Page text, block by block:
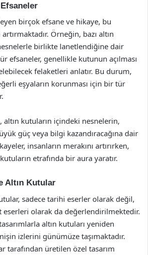
birçok efsane ve hikaye, bu
Örneğin, bazı altın
birlikte lanetlendiğine dair
efsaneler, genellikle kutunun açılması
felaketleri anlatır. Bu durum,
eşyaların korunması için bir tür
altın kutuların içindeki nesnelerin,
güç veya bilgi kazandıracağına dair
insanların merakını artırırken,
etrafında bir aura yaratır.
Altın Kutular
sadece tarihi eserler olarak değil,
eserleri olarak da değerlendirilmektedir.
altın kutuları yeniden
izlerini günümüze taşımaktadır.
tarafından üretilen özel tasarım